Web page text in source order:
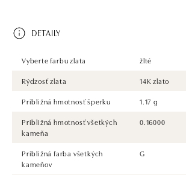
DETAILY
Vyberte farbu zlata
žlté
Rýdzosť zlata
14K zlato
Približná hmotnosť šperku
1.17 g
Približná hmotnosť všetkých
kameňa
0.16000
Približná farba všetkých
kameňov
G